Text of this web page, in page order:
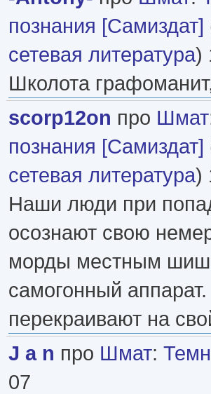
познания [Самиздат]
сетевая литература)
Школота
scorp12on про Шмат
познания [Самиздат]
сетевая литература)
Наши люди при
осознают свою
морды местным
самогонный
перекраивают на
J a n про Шмат:
07